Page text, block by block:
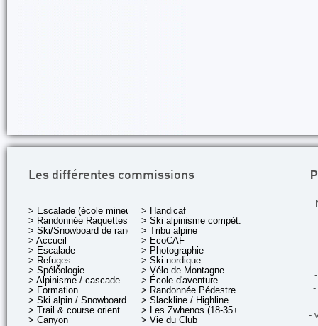
Les différentes commissions
> Escalade (école mineurs)
> Randonnée Raquettes
> Ski/Snowboard de rando.
> Accueil
> Escalade
> Refuges
> Spéléologie
> Alpinisme / cascade
> Formation
> Ski alpin / Snowboard
> Trail & course orient.
> Canyon
> Handicaf
> Ski alpinisme compét.
> Tribu alpine
> EcoCAF
> Photographie
> Ski nordique
> Vélo de Montagne
> École d'aventure
> Randonnée Pédestre
> Slackline / Highline
> Les Zwhenos (18-35+ ans)
> Vie du Club
-
-